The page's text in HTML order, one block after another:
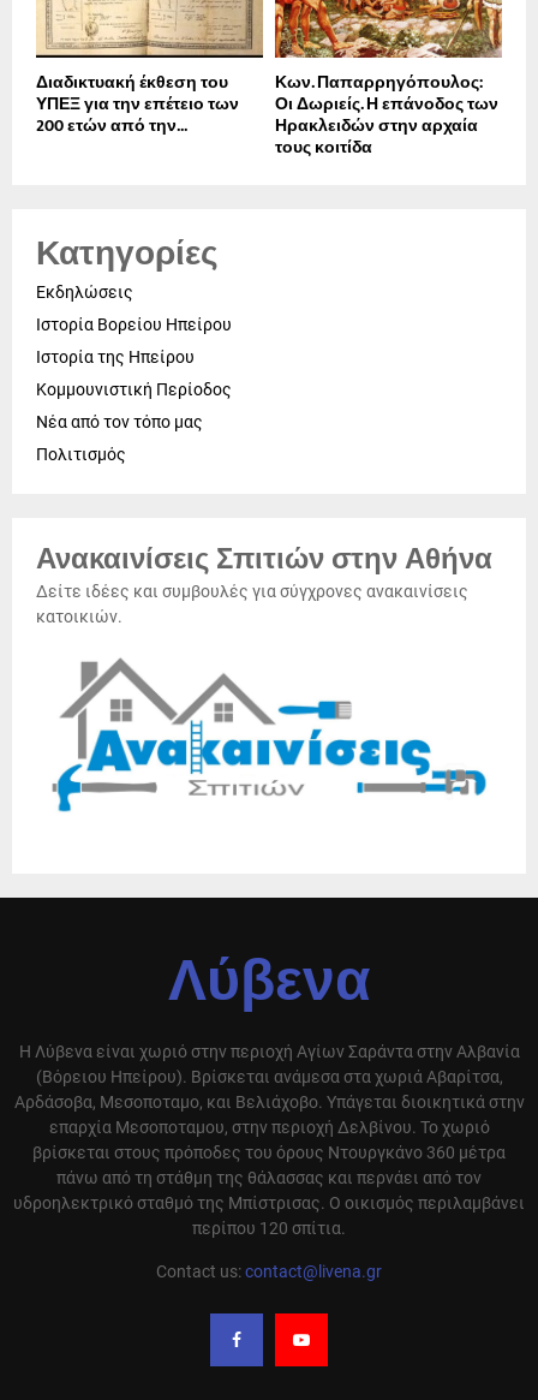
Διαδικτυακή έκθεση του
ΥΠΕΞ για την επέτειο των
200 ετών από την...
Κων. Παπαρρηγόπουλος:
Οι Δωριείς. Η επάνοδος των
Ηρακλειδών στην αρχαία
τους κοιτίδα
Κατηγορίες
Εκδηλώσεις
Ιστορία Βορείου Ηπείρου
Ιστορία της Ηπείρου
Κομμουνιστική Περίοδος
Νέα από τον τόπο μας
Πολιτισμός
Ανακαινίσεις Σπιτιών στην Αθήνα
Δείτε ιδέες και συμβουλές για σύγχρονες ανακαινίσεις
κατοικιών.
Λύβενα
Η Λύβενα είναι χωριό στην περιοχή Αγίων Σαράντα στην Αλβανία
(Βόρειου Ηπείρου). Βρίσκεται ανάμεσα στα χωριά Αβαρίτσα,
Αρδάσοβα, Μεσοποταμο, και Βελιάχοβο. Υπάγεται διοικητικά στην
επαρχία Μεσοποταμου, στην περιοχή Δελβίνου. Το χωριό
βρίσκεται στους πρόποδες του όρους Ντουργκάνο 360 μέτρα
πάνω από τη στάθμη της θάλασσας και περνάει από τον
υδροηλεκτρικό σταθμό της Μπίστρισας. Ο οικισμός περιλαμβάνει
περίπου 120 σπίτια.
Contact us:contact@livena.gr